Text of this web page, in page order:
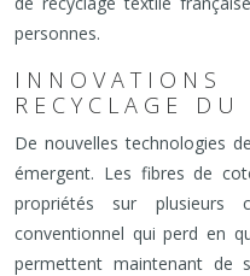
personnes.
RECYCLAGE
De nouvelles technologies
émergent. Les fibres de
propriétés sur plusieurs
conventionnel qui perd en
permettent maintenant de